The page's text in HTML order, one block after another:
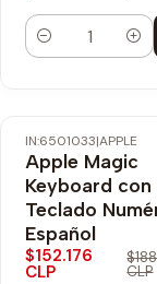
Cantidad
-19% OFF
IN:6501033|APPLE
Apple Magic
Keyboard con
Teclado
Español
$152.176
CLP CLP